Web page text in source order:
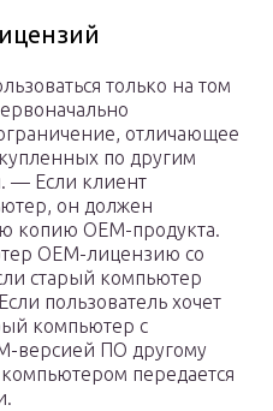
только на том
отличающее
по другим
— Если клиент
он должен
копию OEM-продукта.
OEM-лицензию со
старый компьютер
пользователь хочет
компьютер с
версией ПО другому
передается